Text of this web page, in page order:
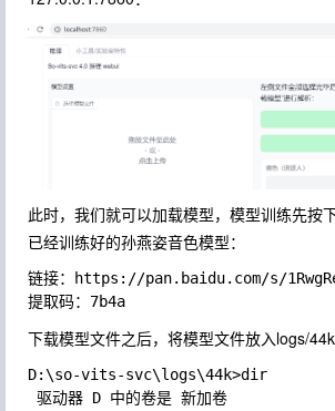
此时，我们就可以加载模型，模型训练先按
已经训练好的孙燕姿音色模型：
链接：https://pan.baidu.com/s/
下载模型文件之后，将模型文件放入logs/44k
D:\so-vits-svc\logs\44k>dir
驱动器 D 中的卷是 新加卷